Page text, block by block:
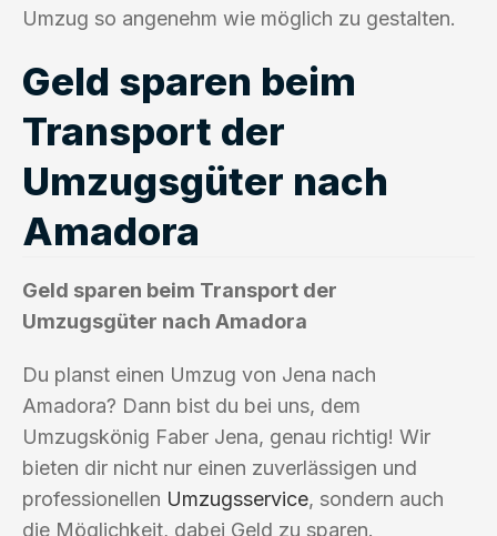
Umzug so angenehm wie möglich zu gestalten.
Geld sparen beim
Transport der
Umzugsgüter nach
Amadora
Geld sparen beim Transport der
Umzugsgüter nach Amadora
Du planst einen Umzug von Jena nach
Amadora? Dann bist du bei uns, dem
Umzugskönig Faber Jena, genau richtig! Wir
bieten dir nicht nur einen zuverlässigen und
professionellen Umzugsservice, sondern auch
die Möglichkeit, dabei Geld zu sparen.